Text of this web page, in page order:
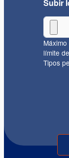
Subir
límite
Tipos